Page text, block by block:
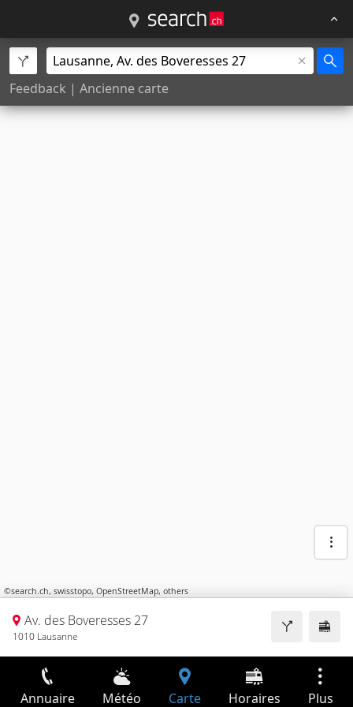
Feedback | Ancienne carte
©search.ch, swisstopo, OpenStreetMap, others
Av. des Boveresses 27
1010 Lausanne
Annuaire Météo Carte Horaires Plus